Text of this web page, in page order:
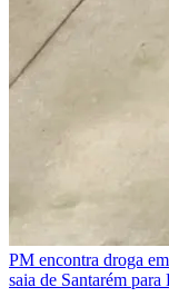
PM encontra droga
saia de Santarém para